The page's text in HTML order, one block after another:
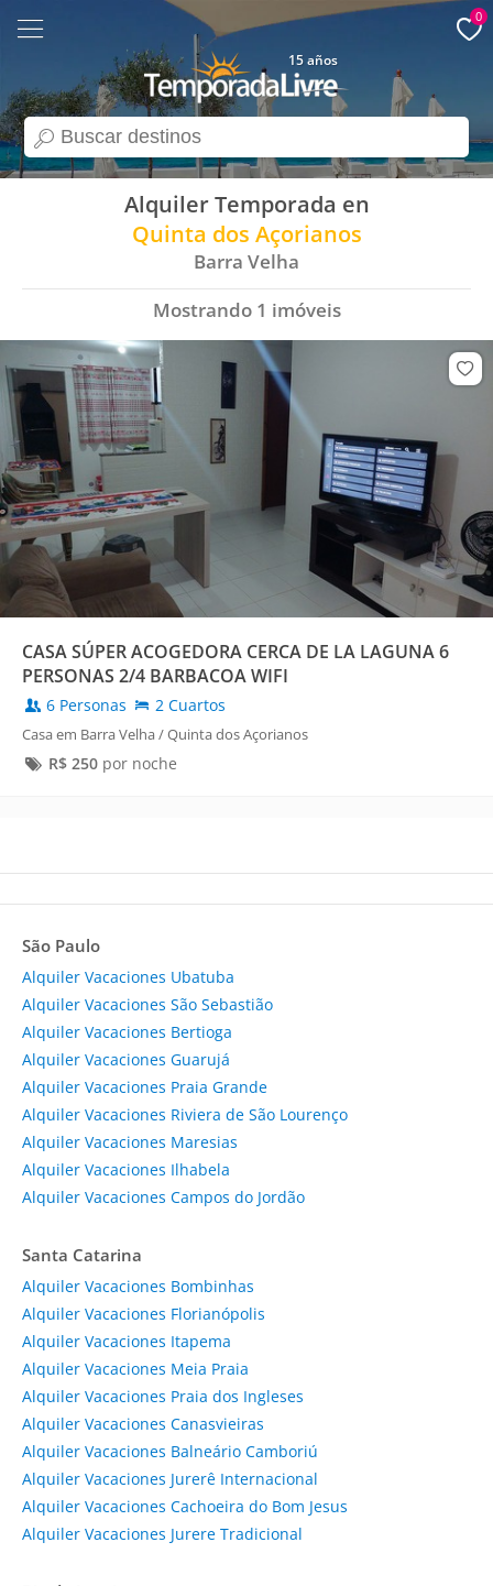
search
15 años
0
Alquiler Temporada en
Quinta dos Açorianos
Barra Velha
Mostrando 1 imóveis
CASA SÚPER ACOGEDORA CERCA DE LA LAGUNA 6
PERSONAS 2/4 BARBACOA WIFI
6 Personas 2 Cuartos
Casa em Barra Velha / Quinta dos Açorianos
R$ 250por noche
São Paulo
Alquiler Vacaciones Ubatuba
Alquiler Vacaciones São Sebastião
Alquiler Vacaciones Bertioga
Alquiler Vacaciones Guarujá
Alquiler Vacaciones Praia Grande
Alquiler Vacaciones Riviera de São Lourenço
Alquiler Vacaciones Maresias
Alquiler Vacaciones Ilhabela
Alquiler Vacaciones Campos do Jordão
Santa Catarina
Alquiler Vacaciones Bombinhas
Alquiler Vacaciones Florianópolis
Alquiler Vacaciones Itapema
Alquiler Vacaciones Meia Praia
Alquiler Vacaciones Praia dos Ingleses
Alquiler Vacaciones Canasvieiras
Alquiler Vacaciones Balneário Camboriú
Alquiler Vacaciones Jurerê Internacional
Alquiler Vacaciones Cachoeira do Bom Jesus
Alquiler Vacaciones Jurere Tradicional